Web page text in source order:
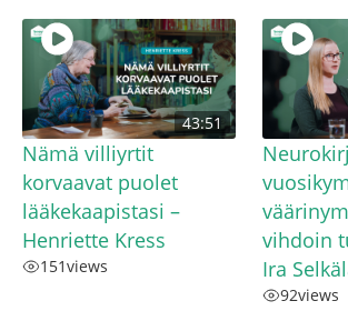
43:51
Nämä villiyrtit
korvaavat puolet
lääkekaapistasi –
Henriette Kress
151views
vihdoin
Ira
92views